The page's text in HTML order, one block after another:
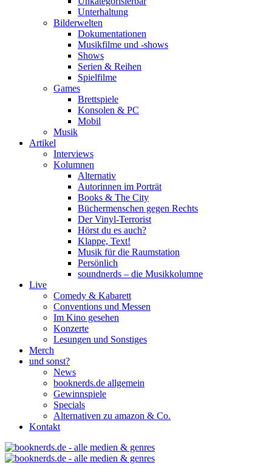
Unterhaltung
Bilderwelten
Dokumentationen
Musikfilme und -shows
Shows
Serien & Reihen
Spielfilme
Games
Brettspiele
Konsolen & PC
Mobil
Musik
Artikel
Interviews
Kolumnen
Alternativ
Autorinnen im Porträt
Books & The City
Büchermenschen gegen Rechts
Der Vinyl-Terrorist
Hörst du es auch?
Klappe, Text!
Musik für die Raumstation
Persönlich
soundnerds – die Musikkolumne
Live
Comedy & Kabarett
Conventions und Messen
Im Kino gesehen
Konzerte
Lesungen und Sonstiges
Merch
und sonst?
News
booknerds.de allgemein
Gewinnspiele
Specials
Alternativen zu amazon & Co.
Kontakt